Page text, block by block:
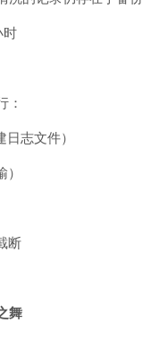
时
：
志文件）
断
舞